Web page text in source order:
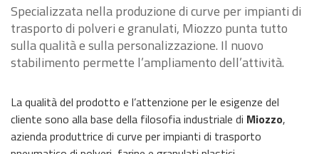
Specializzata nella produzione di curve per impianti di
trasporto di polveri e granulati, Miozzo punta tutto
sulla qualità e sulla personalizzazione. Il nuovo
stabilimento permette l’ampliamento dell’attività.
La qualità del prodotto e l’attenzione per le esigenze del
cliente sono alla base della filosofia industriale di Miozzo,
azienda produttrice di curve per impianti di trasporto